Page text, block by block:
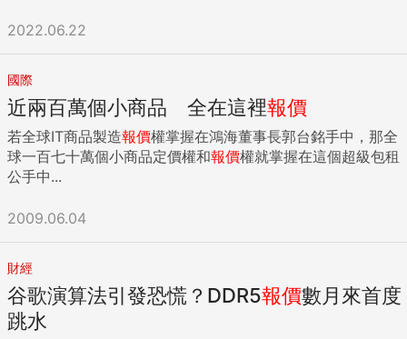
2022.06.22
國際
近兩百萬個小商品 全在這裡報價
若全球IT商品製造報價權掌握在鴻海董事長郭台銘手中，那全
球一百七十萬個小商品定價權和報價權就掌握在這個超級包租
公手中...
2009.06.04
財經
谷歌演算法引發恐慌？DDR5報價數月來首度
跳水